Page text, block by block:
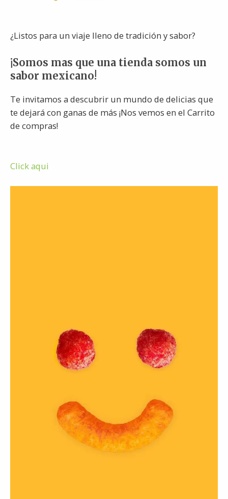
¿Listos para un viaje lleno de tradición y sabor?
¡Somos mas que una tienda somos un
sabor mexicano!
Te invitamos a descubrir un mundo de delicias que
te dejará con ganas de más ¡Nos vemos en el Carrito
de compras!
Click aqui